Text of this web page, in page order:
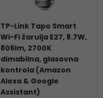
TP-Link Tapo Smart
Wi-Fi žarulja E27, 8.7W,
806lm, 2700K
dimabilna, glasovna
kontrola (Amazon
Alexa & Google
Assistant)